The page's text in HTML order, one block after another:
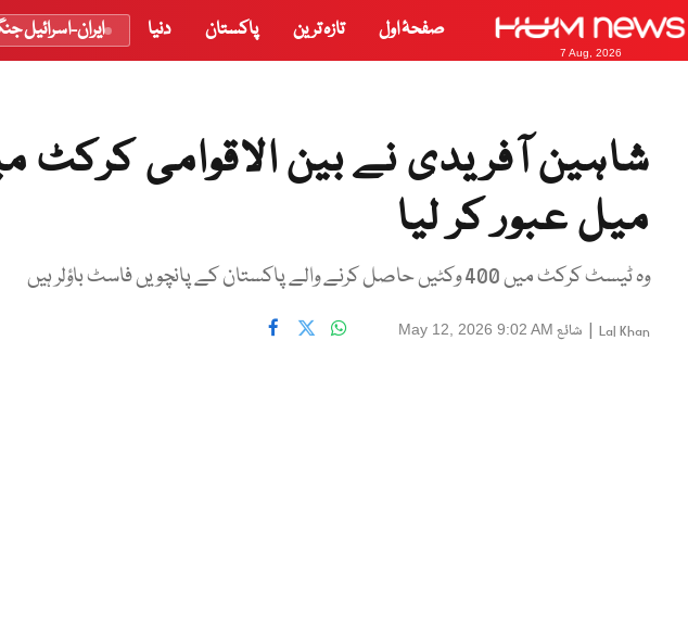
7 Aug, 2026
صفحۂ اول تازہ ترین پاکستان دنیا ایران-اسرائیل
شاہین آفریدی نے بین الاقوامی
میل عبور کر لیا
وہ ٹیسٹ کرکٹ میں 400 وکٹیں حاصل کرنے والے پاکستان کے پانچویں فاسٹ باؤلر ہیں
Lal Khan
| شائع May 12, 2026 9:02 AM